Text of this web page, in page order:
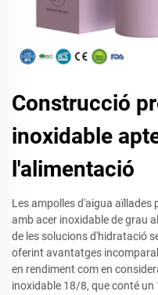
Construcció
inoxidable
l'alimentació
Les ampolles d'aigua aïllades
amb acer inoxidable de grau
de les solucions d'hidratació
oferint avantatges
en rendiment com en
inoxidable 18/8, que conté un